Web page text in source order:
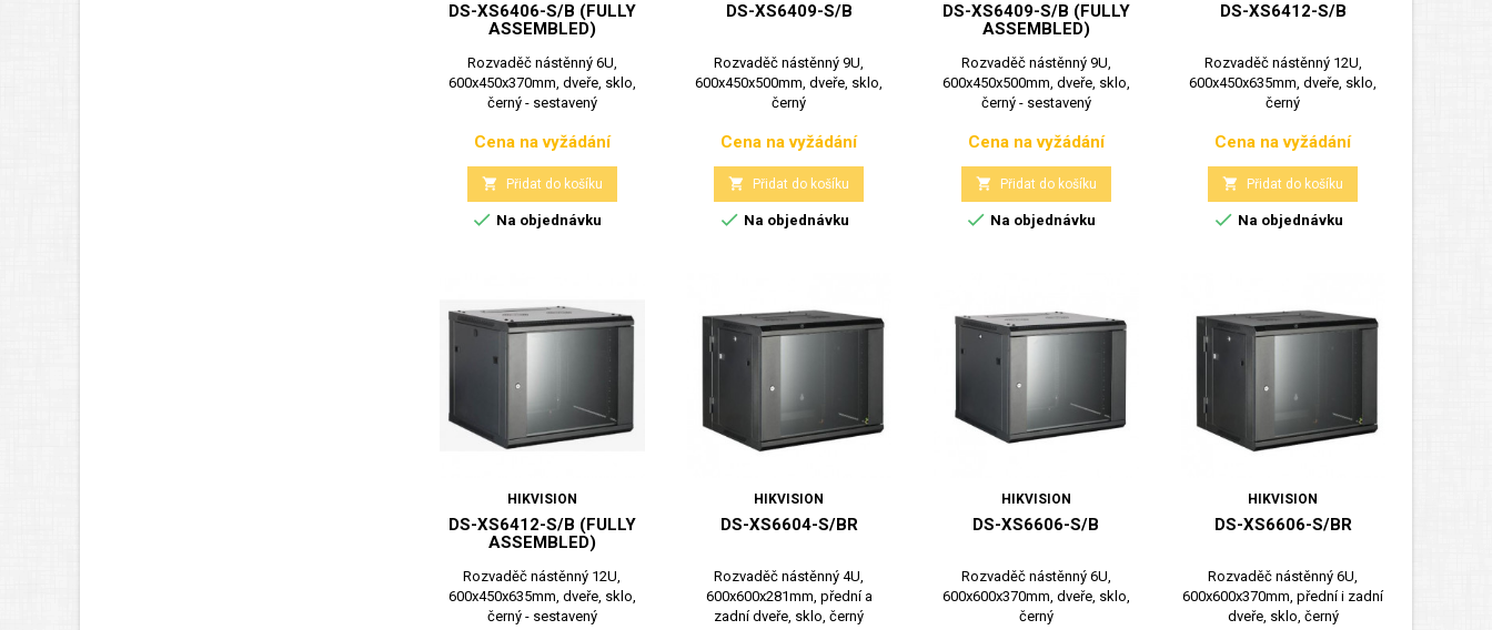
DS-XS6406-S/B (FULLY
ASSEMBLED)
Rozvaděč nástěnný 6U,
600x450x370mm, dveře, sklo,
černý - sestavený
Cena
Cena na vyžádání
 Přidat do košíku
 Na objednávku
DS-XS6409-S/B
Rozvaděč nástěnný 9U,
600x450x500mm, dveře, sklo,
černý
Cena
Cena na vyžádání
 Přidat do košíku
 Na objednávku
DS-XS6409-S/B (FULLY
ASSEMBLED)
Rozvaděč nástěnný 9U,
600x450x500mm, dveře, sklo,
černý - sestavený
Cena
Cena na vyžádání
 Přidat do košíku
 Na objednávku
DS-XS6412-S/B
Rozvaděč nástěnný 12U,
600x450x635mm, dveře, sklo,
černý
Cena
Cena na vyžádání
 Přidat do košíku
 Na objednávku
HIKVISION
DS-XS6412-S/B (FULLY
ASSEMBLED)
Rozvaděč nástěnný 12U,
600x450x635mm, dveře, sklo,
černý - sestavený
HIKVISION
DS-XS6604-S/BR
Rozvaděč nástěnný 4U,
600x600x281mm, přední a
zadní dveře, sklo, černý
HIKVISION
DS-XS6606-S/B
Rozvaděč nástěnný 6U,
600x600x370mm, dveře, sklo,
černý
HIKVISION
DS-XS6606-S/BR
Rozvaděč nástěnný 6U,
600x600x370mm, přední i zadní
dveře, sklo, černý